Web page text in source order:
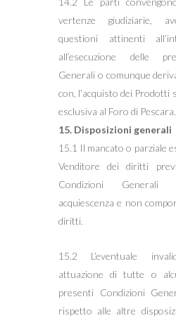
vertenze giudiziarie,
questioni attinenti
all’esecuzione delle
Generali o comunque
con, l’acquisto dei Prodotti
esclusiva al Foro di Pescara.
15. Disposizioni generali
15.1 Il mancato o parziale
Venditore dei diritti
Condizioni Generali
acquiescenza e non
diritti.
15.2 L’eventuale
attuazione di tutte o
presenti Condizioni
rispetto alle altre